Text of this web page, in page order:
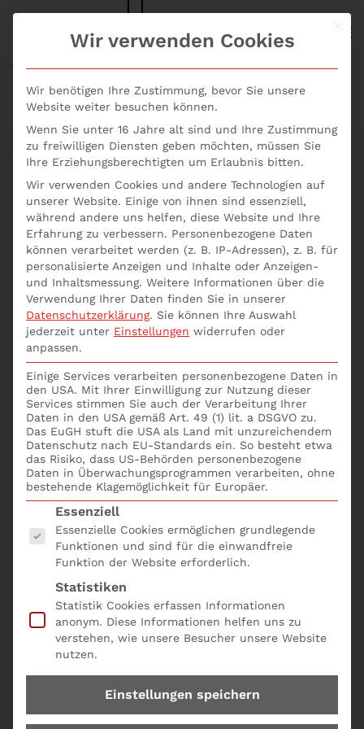
Skip to main content
S+P NEWS
Start Was macht eine gute Interne Revision aus?
3. Juli 2026
Was macht eine
gute Interne
Revision aus?
I. Einführung in die Thematik
Die Anforderungen an Interne Revision,
Compliance und Governance haben sich
mit den Global Internal Audit Standards
) grundlegend verschärft. Was
bislang als „Best Practice“ galt, wird
zunehmend zumverbindlichen Maßstab
Haftungsrisiken für das C-Level.
Mit
Wir verwenden Cookies
Wir benötigen Ihre Zustimmung, bevor Sie unsere
Website weiter besuchen können.
Wenn Sie unter 16 Jahre alt sind und Ihre Zustimmung
zu freiwilligen Diensten geben möchten, müssen Sie
Ihre Erziehungsberechtigten um Erlaubnis bitten.
Wir verwenden Cookies und andere Technologien auf
unserer Website. Einige von ihnen sind essenziell,
während andere uns helfen, diese Website und Ihre
Erfahrung zu verbessern. Personenbezogene Daten
können verarbeitet werden (z. B. IP-Adressen), z. B. für
personalisierte Anzeigen und Inhalte oder Anzeigen-
und Inhaltsmessung. Weitere Informationen über die
Verwendung Ihrer Daten finden Sie in unserer
Datenschutzerklärung. Sie können Ihre Auswahl
jederzeit unter Einstellungen widerrufen oder
anpassen.
Einige Services verarbeiten personenbezogene Daten in
den USA. Mit Ihrer Einwilligung zur Nutzung dieser
Services stimmen Sie auch der Verarbeitung Ihrer
Daten in den USA gemäß Art. 49 (1) lit. a DSGVO zu.
Das EuGH stuft die USA als Land mit unzureichendem
Datenschutz nach EU-Standards ein. So besteht etwa
das Risiko, dass US-Behörden personenbezogene
Daten in Überwachungsprogrammen verarbeiten, ohne
bestehende Klagemöglichkeit für Europäer.
Es folgt eine Liste der Service-Gruppen, für die
Essenziell
Essenzielle Cookies ermöglichen grundlegende
Funktionen und sind für die einwandfreie
Funktion der Website erforderlich.
Statistiken
Statistik Cookies erfassen Informationen
anonym. Diese Informationen helfen uns zu
verstehen, wie unsere Besucher unsere Website
nutzen.
Einstellungen speichern